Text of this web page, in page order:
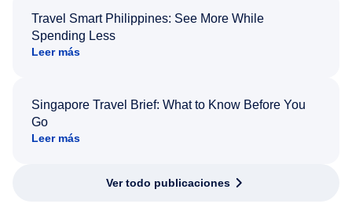
Travel Smart Philippines: See More While
Spending Less
Leer más
Singapore Travel Brief: What to Know Before You
Go
Leer más
Ver todo publicaciones